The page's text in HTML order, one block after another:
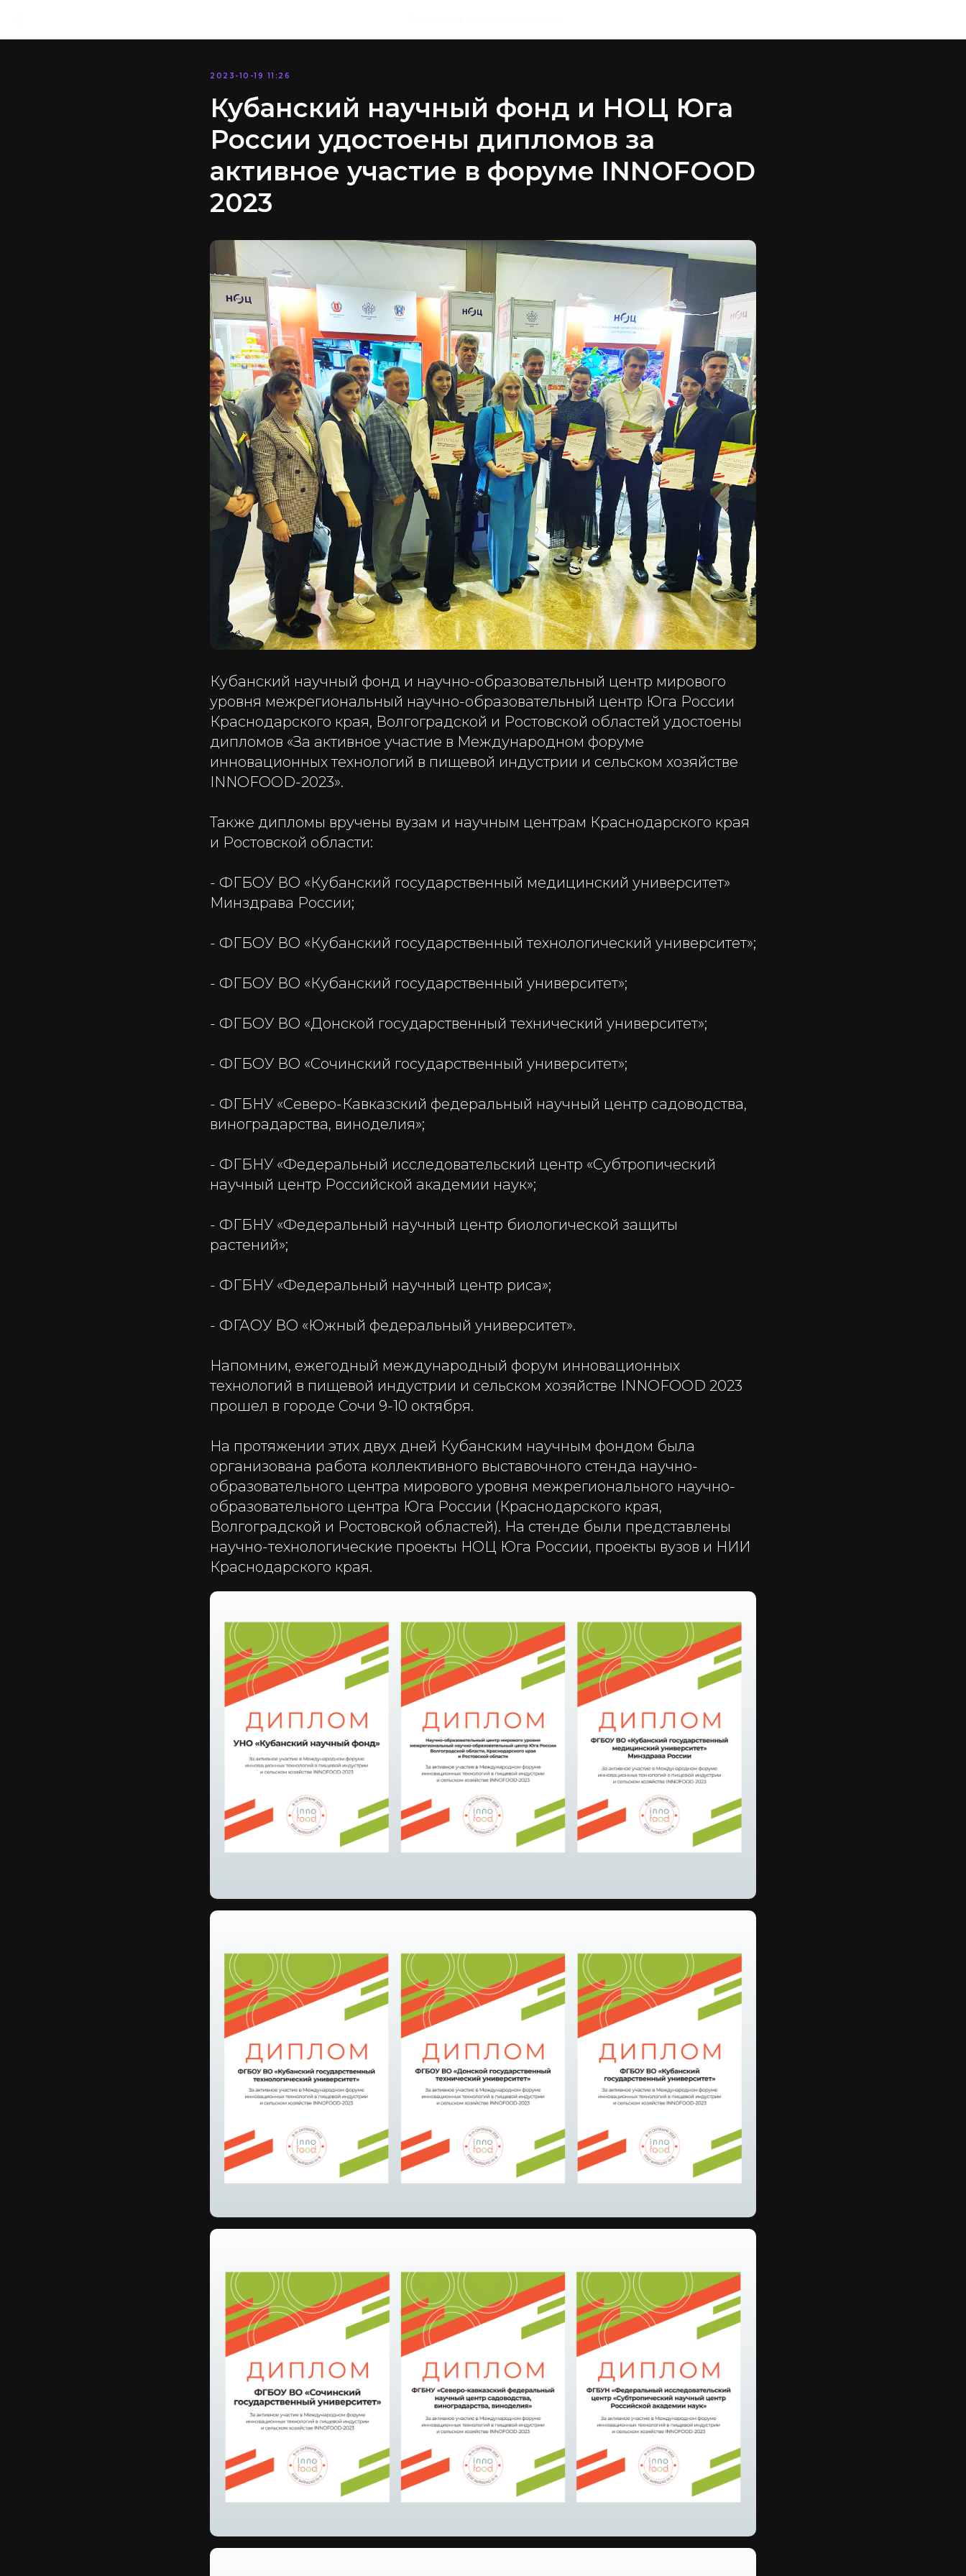
2023-10-19 11:26
Кубанский научный фонд и НОЦ Юга
России удостоены дипломов за
активное участие в форуме INNOFOOD
2023
Кубанский научный фонд и научно-образовательный центр мирового
уровня межрегиональный научно-образовательный центр Юга России
Краснодарского края, Волгоградской и Ростовской областей удостоены
дипломов «За активное участие в Международном форуме
инновационных технологий в пищевой индустрии и сельском хозяйстве
INNOFOOD-2023».
Также дипломы вручены вузам и научным центрам Краснодарского края
и Ростовской области:
- ФГБОУ ВО «Кубанский государственный медицинский университет»
Минздрава России;
- ФГБОУ ВО «Кубанский государственный технологический университет»;
- ФГБОУ ВО «Кубанский государственный университет»;
- ФГБОУ ВО «Донской государственный технический университет»;
- ФГБОУ ВО «Сочинский государственный университет»;
- ФГБНУ «Северо-Кавказский федеральный научный центр садоводства,
виноградарства, виноделия»;
- ФГБНУ «Федеральный исследовательский центр «Субтропический
научный центр Российской академии наук»;
- ФГБНУ «Федеральный научный центр биологической защиты
растений»;
- ФГБНУ «Федеральный научный центр риса»;
- ФГАОУ ВО «Южный федеральный университет».
Напомним, ежегодный международный форум инновационных
технологий в пищевой индустрии и сельском хозяйстве INNOFOOD 2023
прошел в городе Сочи 9-10 октября.
На протяжении этих двух дней Кубанским научным фондом была
организована работа коллективного выставочного стенда научно-
образовательного центра мирового уровня межрегионального научно-
образовательного центра Юга России (Краснодарского края,
Волгоградской и Ростовской областей). На стенде были представлены
научно-технологические проекты НОЦ Юга России, проекты вузов и НИИ
Краснодарского края.